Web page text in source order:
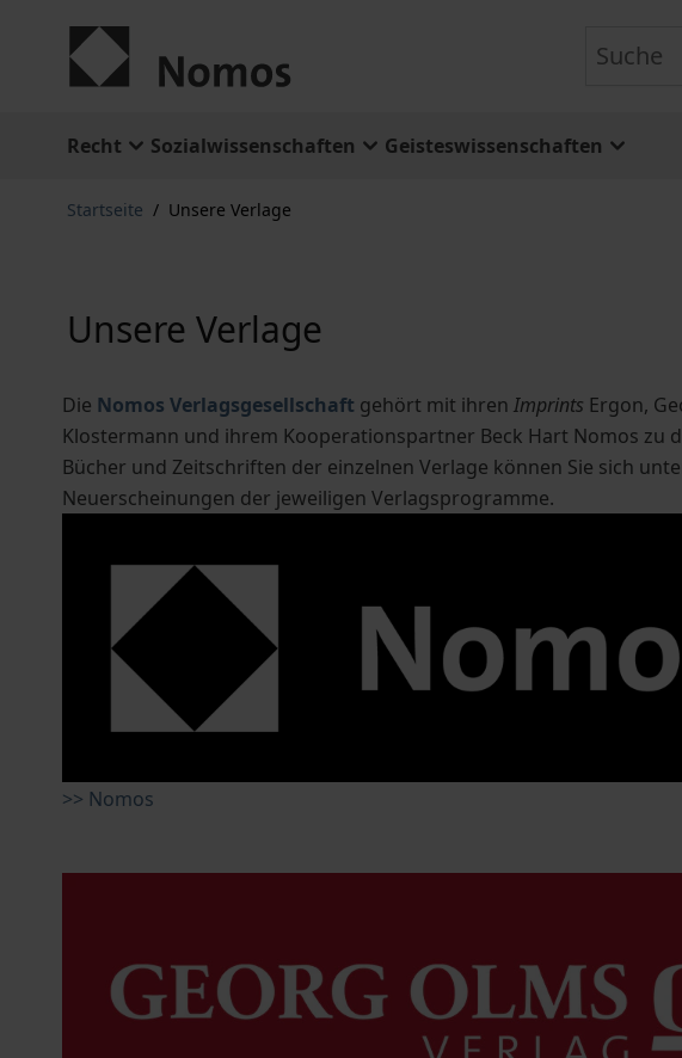
Recht Sozialwissenschaften Geisteswissenschaften
Startseite / Unsere Verlage
Unsere Verlage
Die Nomos Verlagsgesellschaft gehört mit ihren Imprints Ergon,
Klostermann und ihrem Kooperationspartner Beck Hart Nomos zu
Bücher und Zeitschriften der einzelnen Verlage können Sie sich
Neuerscheinungen der jeweiligen Verlagsprogramme.
>> Nomos